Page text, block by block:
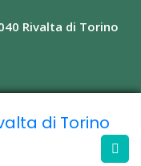
Rivalta di Torino